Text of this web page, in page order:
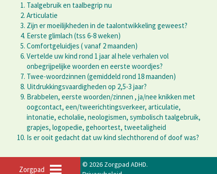
Taalgebruik en taalbegrip nu
Articulatie
Zijn er moeilijkheden in de taalontwikkeling geweest?
Eerste glimlach (tss 6-8 weken)
Comfortgeluidjes ( vanaf 2 maanden)
Vertelde uw kind rond 1 jaar al hele verhalen vol
onbegrijpelijke woorden en eerste woordjes?
Twee-woordzinnen (gemiddeld rond 18 maanden)
Uitdrukkingsvaardigheden op 2,5-3 jaar?
Brabbelen, eerste woorden/zinnen , ja/nee knikken met
oogcontact, een/tweerichtingsverkeer, articulatie,
intonatie, echolalie, neologismen, symbolisch taalgebruik,
grapjes, logopedie, gehoortest, tweetaligheid
Is er ooit gedacht dat uw kind slechthorend of doof was?
Zorgpad
© 2026 Zorgpad ADHD.